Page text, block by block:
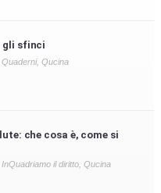
gli sfinci
Quaderni, Qucina
che cosa è, come si
InQuadriamo il diritto, Qucina